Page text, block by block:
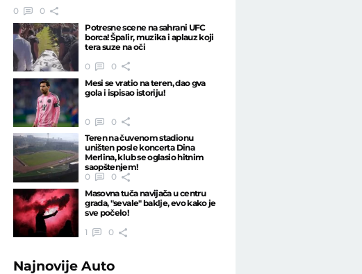
0
0
Potresne scene na sahrani UFC
borca! Špalir, muzika i aplauz koji
tera suze na oči
0
0
Mesi se vratio na teren, dao gva
gola i ispisao istoriju!
0
0
Teren na čuvenom stadionu
uništen posle koncerta Dina
Merlina, klub se oglasio hitnim
saopštenjem!
0
0
Masovna tuča navijača u centru
grada, "sevale" baklje, evo kako je
sve počelo!
1
0
NajnovijeAuto